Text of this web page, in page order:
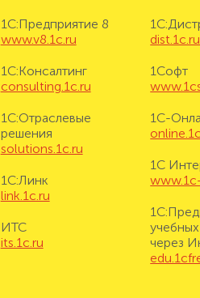
1С:Предприятие 8
www.v8.1c.ru
1С:Консалтинг
consulting.1c.ru
1С:Отраслевые
решения
solutions.1c.ru
1С:Линк
link.1c.ru
ИТС
its.1c.ru
dist.1c.ru
1Софт
1С-
1С
через